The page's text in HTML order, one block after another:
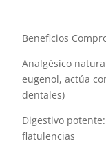
Beneficios
Analgésico
eugenol, actúa
dentales)
Digestivo
flatulencias